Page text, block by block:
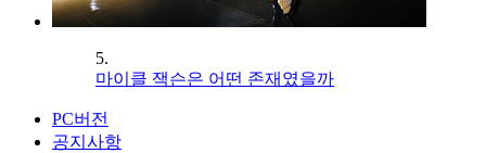
5.
마이클 잭슨은 어떤 존재였을까
PC버전
공지사항